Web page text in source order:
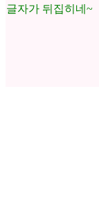
글자가 뒤집히네~